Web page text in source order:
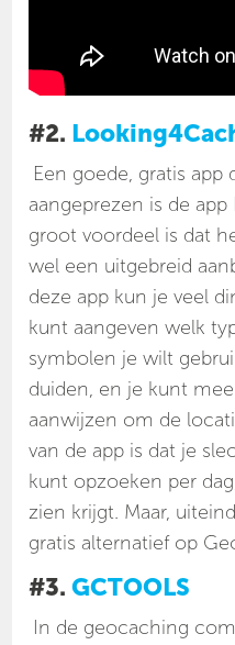
#2.
Een goede, gratis
aangeprezen is de
groot voordeel is dat
wel een uitgebreid
deze app kun je veel
kunt aangeven welk
symbolen je wilt
duiden, en je kunt
aanwijzen om de
van de app is dat je
kunt opzoeken per
zien krijgt. Maar,
gratis alternatief op
#3.GCTOOLS
In de geocaching